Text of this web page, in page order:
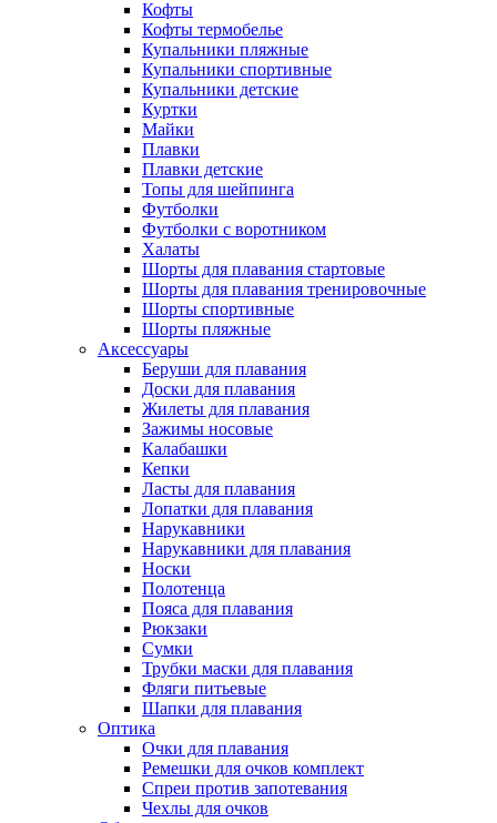
Кофты
Кофты термобелье
Купальники пляжные
Купальники спортивные
Купальники детские
Куртки
Майки
Плавки
Плавки детские
Топы для шейпинга
Футболки
Футболки с воротником
Халаты
Шорты для плавания стартовые
Шорты для плавания тренировочные
Шорты спортивные
Шорты пляжные
Аксессуары
Беруши для плавания
Доски для плавания
Жилеты для плавания
Зажимы носовые
Калабашки
Кепки
Ласты для плавания
Лопатки для плавания
Нарукавники
Нарукавники для плавания
Носки
Полотенца
Пояса для плавания
Рюкзаки
Сумки
Трубки маски для плавания
Фляги питьевые
Шапки для плавания
Оптика
Очки для плавания
Ремешки для очков комплект
Спреи против запотевания
Чехлы для очков